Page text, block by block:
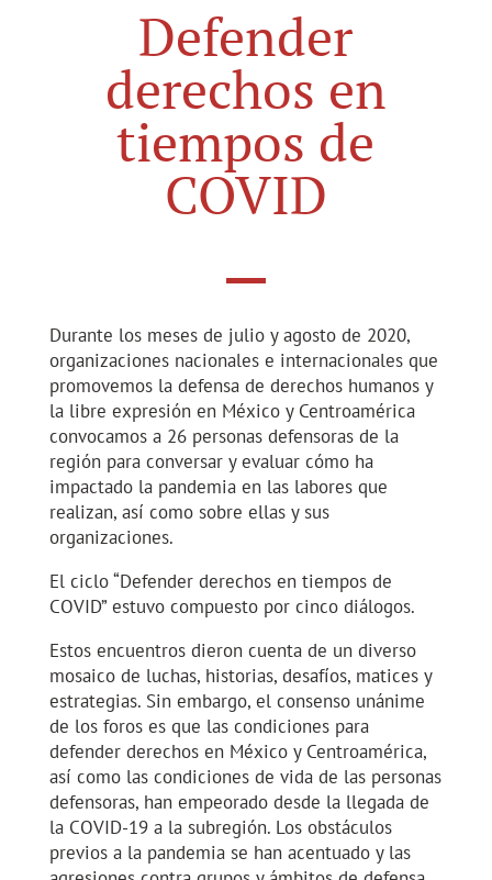
Defender
derechos en
tiempos de
COVID
Durante los meses de julio y agosto de 2020,
organizaciones nacionales e internacionales que
promovemos la defensa de derechos humanos y
la libre expresión en México y Centroamérica
convocamos a 26 personas defensoras de la
región para conversar y evaluar cómo ha
impactado la pandemia en las labores que
realizan, así como sobre ellas y sus
organizaciones.
El ciclo “Defender derechos en tiempos de
COVID” estuvo compuesto por cinco diálogos.
Estos encuentros dieron cuenta de un diverso
mosaico de luchas, historias, desafíos, matices y
estrategias. Sin embargo, el consenso unánime
de los foros es que las condiciones para
defender derechos en México y Centroamérica,
así como las condiciones de vida de las personas
defensoras, han empeorado desde la llegada de
la COVID-19 a la subregión. Los obstáculos
previos a la pandemia se han acentuado y las